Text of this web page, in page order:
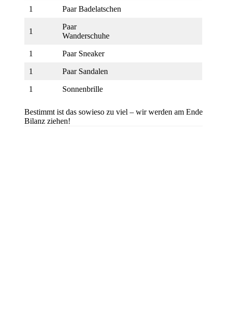
1 Paar Badelatschen
1
Paar
Wanderschuhe
1 Paar Sneaker
1 Paar Sandalen
1 Sonnenbrille
Bestimmt ist das sowieso zu viel – wir werden am Ende
Bilanz ziehen!